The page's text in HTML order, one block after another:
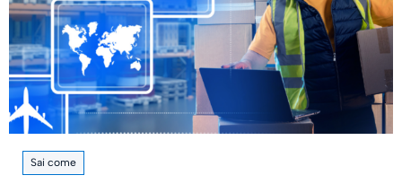
Sai come